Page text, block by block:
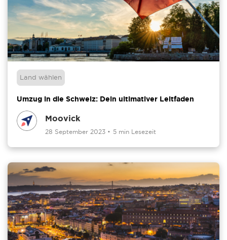
Land wählen
Umzug in die Schweiz: Dein ultimativer Leitfaden
Moovick
28 September 2023 • 5 min Lesezeit